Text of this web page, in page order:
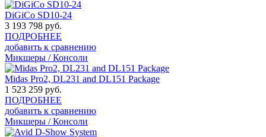
DiGiCo SD10-24
3 193 798 руб.
ПОДРОБНЕЕ
добавить к сравнению
Микшеры / Консоли
Midas Pro2, DL231 and DL151 Package
1 523 259 руб.
ПОДРОБНЕЕ
добавить к сравнению
Микшеры / Консоли